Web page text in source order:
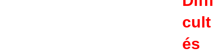
cult
és